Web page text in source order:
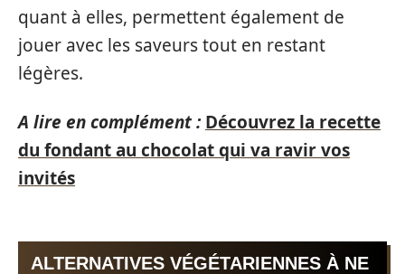
quant à elles, permettent également de
jouer avec les saveurs tout en restant
légères.
A lire en complément : Découvrez la recette
du fondant au chocolat qui va ravir vos
invités
ALTERNATIVES VÉGÉTARIENNES À NE